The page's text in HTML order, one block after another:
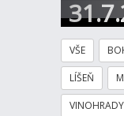
VŠE
LÍŠEŇ
VINOHRADY